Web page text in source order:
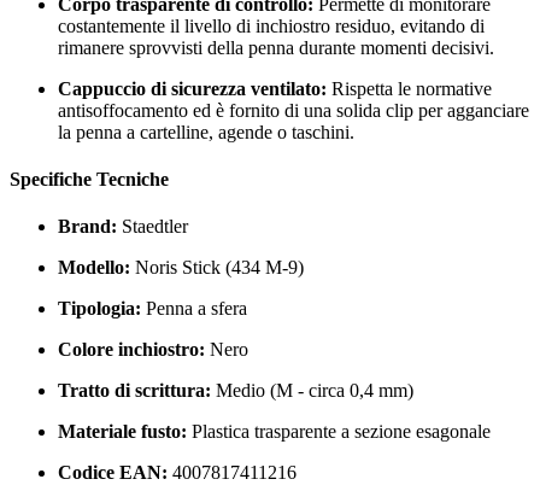
costantemente il livello di inchiostro residuo, evitando di
rimanere sprovvisti della penna durante momenti decisivi.
Cappuccio di sicurezza ventilato: Rispetta le normative
antisoffocamento ed è fornito di una solida clip per agganciare
la penna a cartelline, agende o taschini.
Specifiche Tecniche
Brand: Staedtler
Modello: Noris Stick (434 M-9)
Tipologia: Penna a sfera
Colore inchiostro: Nero
Tratto di scrittura: Medio (M - circa 0,4 mm)
Materiale fusto: Plastica trasparente a sezione esagonale
Codice EAN: 4007817411216